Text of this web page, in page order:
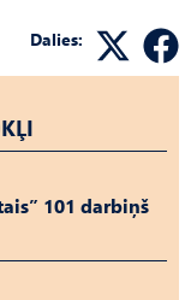
Dalies:
101 darbiņš